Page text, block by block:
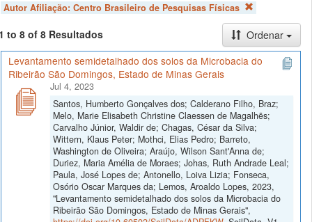
Autor Afiliação: Centro Brasileiro de Pesquisas Físicas
to 8 of 8 Resultados
Ordenar
Levantamento semidetalhado dos solos da Microbacia do
Ribeirão São Domingos, Estado de Minas Gerais
Jul 4, 2023
Santos, Humberto Gonçalves dos; Calderano Filho, Braz;
Melo, Marie Elisabeth Christine Claessen de Magalhẽs;
Carvalho Júnior, Waldir de; Chagas, César da Silva;
Wittern, Klaus Peter; Mothci, Elias Pedro; Barreto,
Washington de Oliveira; Araújo, Wilson Sant'Anna de;
Duriez, Maria Amélia de Moraes; Johas, Ruth Andrade Leal;
Paula, José Lopes de; Antonello, Loiva Lizia; Fonseca,
Osório Oscar Marques da; Lemos, Aroaldo Lopes, 2023,
"Levantamento semidetalhado dos solos da Microbacia do
Ribeirão São Domingos, Estado de Minas Gerais",